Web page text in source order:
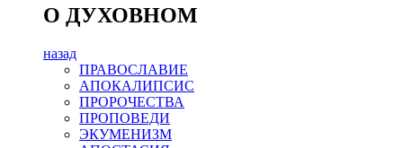
О ДУХОВНОМ
назад
ПРАВОСЛАВИЕ
АПОКАЛИПСИС
ПРОРОЧЕСТВА
ПРОПОВЕДИ
ЭКУМЕНИЗМ